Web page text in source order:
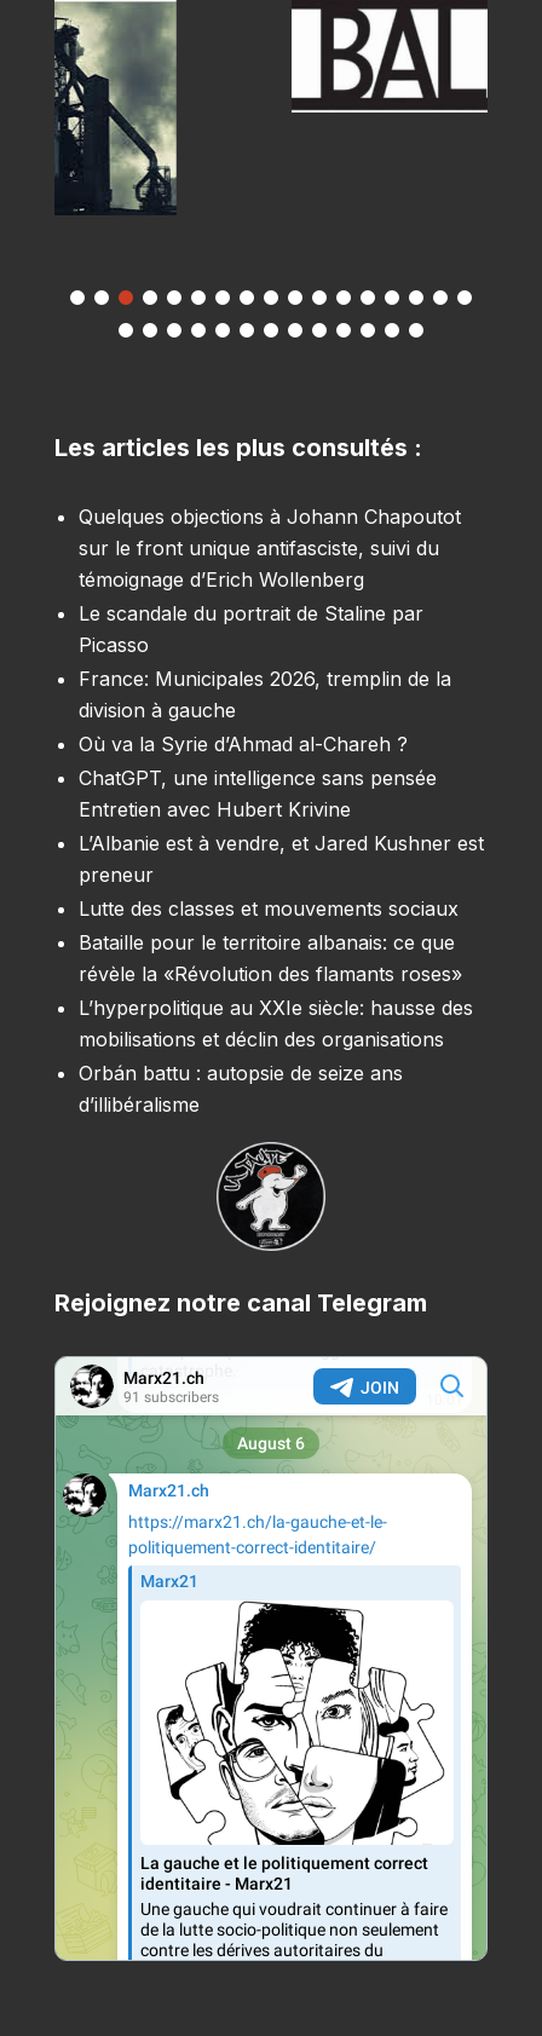
Les articles les plus consultés :
Quelques objections à Johann Chapoutot
sur le front unique antifasciste, suivi du
témoignage d’Erich Wollenberg
Le scandale du portrait de Staline par
Picasso
France: Municipales 2026, tremplin de la
division à gauche
Où va la Syrie d’Ahmad al-Chareh ?
ChatGPT, une intelligence sans pensée
Entretien avec Hubert Krivine
L’Albanie est à vendre, et Jared Kushner est
preneur
Lutte des classes et mouvements sociaux
Bataille pour le territoire albanais: ce que
révèle la «Révolution des flamants roses»
L’hyperpolitique au XXIe siècle: hausse des
mobilisations et déclin des organisations
Orbán battu : autopsie de seize ans
d’illibéralisme
Rejoignez notre canal Telegram